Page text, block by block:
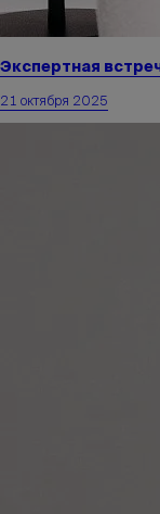
Экспертная
21 октября 2025